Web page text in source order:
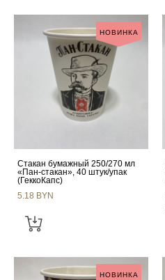
НОВИНКА
Стакан бумажный 250/270 мл
«Пан-стакан», 40 штук/упак
(ГеккоКапс)
5.18 BYN
НОВИНКА